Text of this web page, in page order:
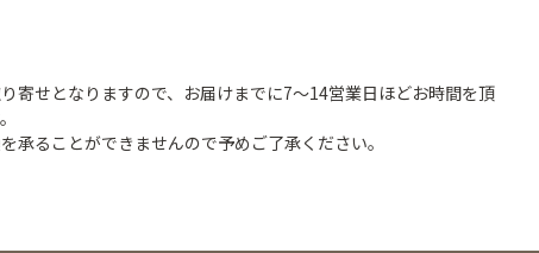
寄せとなりますので、お届けまでに7～14営業日ほどお時間を頂
承ることができませんので予めご了承ください。